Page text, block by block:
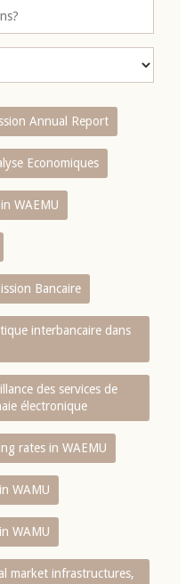
Annual Report
Economiques
WAEMU
Bancaire
interbancaire dans
des services de
électronique
rates in WAEMU
WAMU
WAMU
market infrastructures,